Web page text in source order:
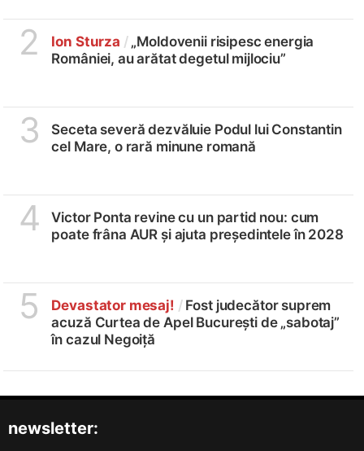
2 Ion Sturza /„Moldovenii risipesc energia
României, au arătat degetul mijlociu”
3
Seceta severă dezvăluie Podul lui Constantin
cel Mare, o rară minune romană
4
Victor Ponta revine cu un partid nou: cum
poate frâna AUR și ajuta președintele în 2028
5 Devastator mesaj! / Fost judecător suprem
acuză Curtea de Apel București de „sabotaj”
în cazul Negoiță
newsletter: